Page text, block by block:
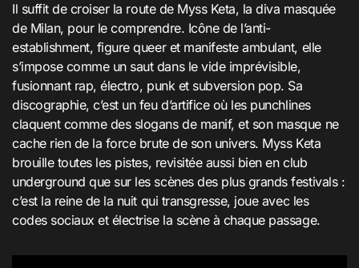
Il suffit de croiser la route de Myss Keta, la diva masquée
de Milan, pour le comprendre. Icône de l’anti-
establishment, figure queer et manifeste ambulant, elle
s’impose comme un saut dans le vide imprévisible,
fusionnant rap, électro, punk et subversion pop. Sa
discographie, c’est un feu d’artifice où les punchlines
claquent comme des slogans de manif, et son masque ne
cache rien de la force brute de son univers. Myss Keta
brouille toutes les pistes, revisitée aussi bien en club
underground que sur les scènes des plus grands festivals :
c’est la reine de la nuit qui transgresse, joue avec les
codes sociaux et électrise la scène à chaque passage.